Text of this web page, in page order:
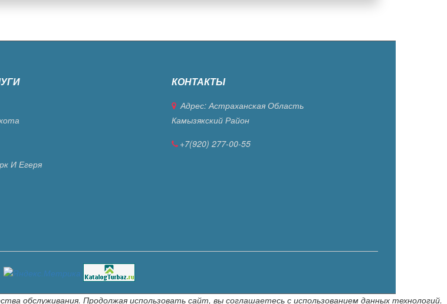
И Егеря
КОНТАКТЫ
Адрес: Астраханская Область
Камызякский Район
+7(920) 277-00-55
обслуживания. Продолжая использовать сайт, вы соглашаетесь с использованием данных технологий.